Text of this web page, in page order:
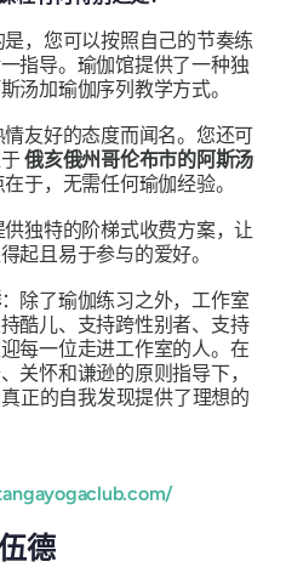
是，您可以按照自己的节奏练
指导。瑜伽馆提供了一种独
汤加瑜伽序列教学方式。
友好的态度而闻名。您还可
于俄亥俄州哥伦布市的阿斯汤
于，无需任何瑜伽经验。
供独特的阶梯式收费方案，让
起且易于参与的爱好。
：除了瑜伽练习之外，工作室
酷儿、支持跨性别者、支持
每一位走进工作室的人。在
关怀和谦逊的原则指导下，
正的自我发现提供了理想的
德